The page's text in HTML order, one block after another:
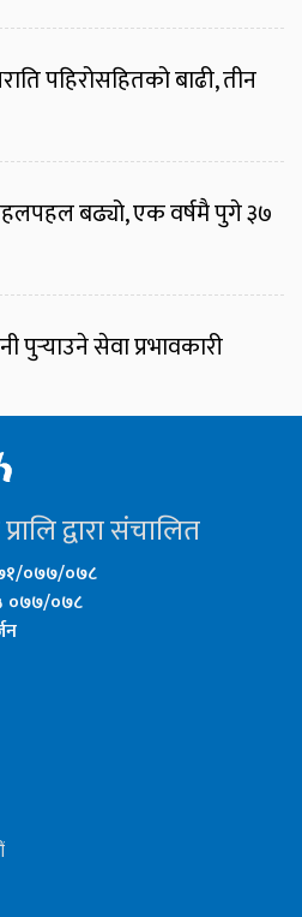
पहिरोसहितको बाढी, तीन
बढ्यो, एक वर्षमै पुगे ३७
पुर्‍याउने सेवा प्रभावकारी
द्वारा संचालित
०७७/०७८
०७७/०७८